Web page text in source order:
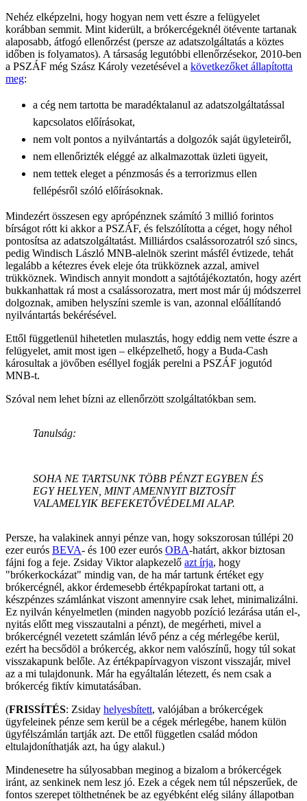
Nehéz elképzelni, hogy hogyan nem vett észre a felügyelet
korábban semmit. Mint kiderült, a brókercégeknél ötévente tartanak
alaposabb, átfogó ellenőrzést (persze az adatszolgáltatás a köztes
időben is folyamatos). A társaság legutóbbi ellenőrzésekor, 2010-ben
a PSZÁF még Szász Károly vezetésével a következőket állapította
meg:
a cég nem tartotta be maradéktalanul az adatszolgáltatással
kapcsolatos előírásokat,
nem volt pontos a nyilvántartás a dolgozók saját ügyleteiről,
nem ellenőrizték eléggé az alkalmazottak üzleti ügyeit,
nem tettek eleget a pénzmosás és a terrorizmus ellen
fellépésről szóló előírásoknak.
Mindezért összesen egy aprópénznek számító 3 millió forintos
bírságot rótt ki akkor a PSZÁF, és felszólította a céget, hogy néhol
pontosítsa az adatszolgáltatást. Milliárdos csalássorozatról szó sincs,
pedig Windisch László MNB-alelnök szerint másfél évtizede, tehát
legalább a kétezres évek eleje óta trükköznek azzal, amivel
trükköznek. Windisch annyit mondott a sajtótájékoztatón, hogy azért
bukkanhattak rá most a csalássorozatra, mert most már új módszerrel
dolgoznak, amiben helyszíni szemle is van, azonnal előállítandó
nyilvántartás bekérésével.
Ettől függetlenül hihetetlen mulasztás, hogy eddig nem vette észre a
felügyelet, amit most igen – elképzelhető, hogy a Buda-Cash
károsultak a jövőben eséllyel fogják perelni a PSZÁF jogutód
MNB-t.
Szóval nem lehet bízni az ellenőrzött szolgáltatókban sem.
Tanulság:
SOHA NE TARTSUNK TÖBB PÉNZT EGYBEN ÉS
EGY HELYEN, MINT AMENNYIT BIZTOSÍT
VALAMELYIK BEFEKETŐVÉDELMI ALAP.
Persze, ha valakinek annyi pénze van, hogy sokszorosan túllépi 20
ezer eurós BEVA- és 100 ezer eurós OBA-határt, akkor biztosan
fájni fog a feje. Zsiday Viktor alapkezelő azt írja, hogy
"brókerkockázat" mindig van, de ha már tartunk értéket egy
brókercégnél, akkor érdemesebb értékpapírokat tartani ott, a
készpénzes számlánkat viszont amennyire csak lehet, minimalizálni.
Ez nyilván kényelmetlen (minden nagyobb pozíció lezárása után el-,
nyitás előtt meg visszautalni a pénzt), de megérheti, mivel a
brókercégnél vezetett számlán lévő pénz a cég mérlegébe kerül,
ezért ha becsődöl a brókercég, akkor nem valószínű, hogy túl sokat
visszakapunk belőle. Az értékpapírvagyon viszont visszajár, mivel
az a mi tulajdonunk. Már ha egyáltalán létezett, és nem csak a
brókercég fiktív kimutatásában.
(FRISSÍTÉS: Zsiday helyesbített, valójában a brókercégek
ügyfeleinek pénze sem kerül be a cégek mérlegébe, hanem külön
ügyfélszámlán tartják azt. De ettől független család módon
eltulajdoníthatják azt, ha úgy alakul.)
Mindenesetre ha súlyosabban meginog a bizalom a brókercégek
iránt, az senkinek nem lesz jó. Ezek a cégek nem túl népszerűek, de
fontos szerepet tölthetnének be az egyébként elég silány állapotban